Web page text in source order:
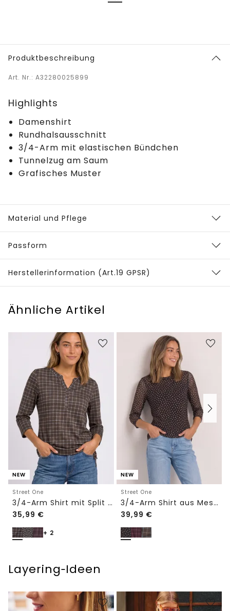
Produktbeschreibung
Art. Nr.: A32280025899
Highlights
Damenshirt
Rundhalsausschnitt
3/4-Arm mit elastischen Bündchen
Tunnelzug am Saum
Grafisches Muster
Material und Pflege
Passform
Herstellerinformation (Art.19 GPSR)
Ähnliche Artikel
NEW
Street One
3/4-Arm Shirt mit Split Neck und Print
35,99 €
+ 2
NEW
Street One
3/4-Arm Shirt aus Mesh mit Print
39,99 €
Layering‑Ideen